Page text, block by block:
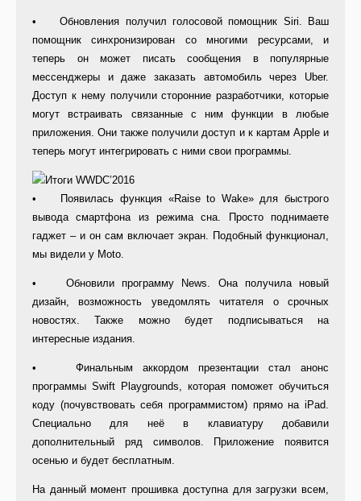
• Обновления получил голосовой помощник Siri. Ваш
помощник синхронизирован со многими ресурсами, и
теперь он может писать сообщения в популярные
мессенджеры и даже заказать автомобиль через Uber.
Доступ к нему получили сторонние разработчики, которые
могут встраивать связанные с ним функции в любые
приложения. Они также получили доступ и к картам Apple и
теперь могут интегрировать с ними свои программы.
• Появилась функция «Raise to Wake» для быстрого
вывода смартфона из режима сна. Просто поднимаете
гаджет – и он сам включает экран. Подобный функционал,
мы видели у Moto.
• Обновили программу News. Она получила новый
дизайн, возможность уведомлять читателя о срочных
новостях. Также можно будет подписываться на
интересные издания.
• Финальным аккордом презентации стал анонс
программы Swift Playgrounds, которая поможет обучиться
коду (почувствовать себя программистом) прямо на iPad.
Специально для неё в клавиатуру добавили
дополнительный ряд символов. Приложение появится
осенью и будет бесплатным.
На данный момент прошивка доступна для загрузки всем,